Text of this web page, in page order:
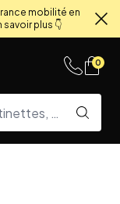
mobilité en
plus 👇
0